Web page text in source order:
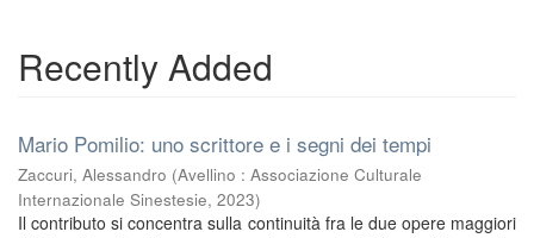
Recently Added
Mario Pomilio: uno scrittore e i segni dei tempi
Zaccuri, Alessandro (Avellino : Associazione Culturale
Internazionale Sinestesie, 2023)
Il contributo si concentra sulla continuità fra le due opere maggiori